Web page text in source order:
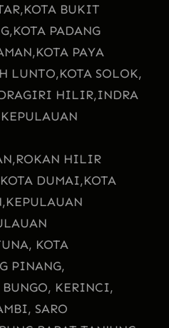
KOTA BUKIT
KOTA PADANG
KOTA PAYA
LUNTO,KOTA SOLOK,
HILIR,INDRA
KEPULAUAN
ROKAN HILIR
DUMAI,KOTA
KEPULAUAN
KOTA
PINANG,
BUNGO, KERINCI,
SARO